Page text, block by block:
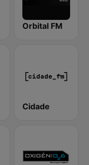
Orbital FM
Cidade